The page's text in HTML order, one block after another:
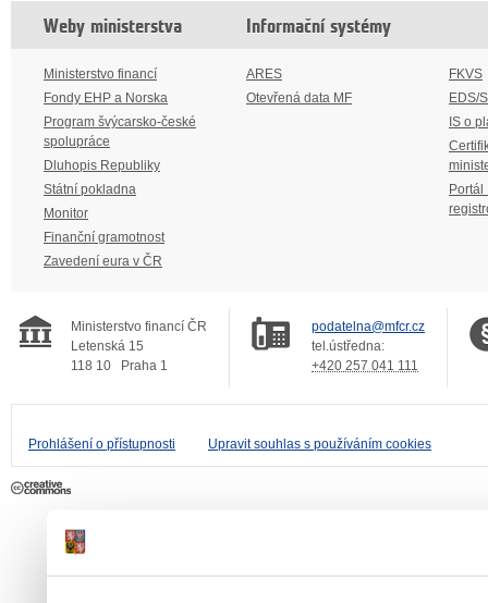
Weby ministerstva
Ministerstvo financí
Fondy EHP a Norska
Program švýcarsko-české
spolupráce
Dluhopis Republiky
Státní pokladna
Monitor
Finanční gramotnost
Zavedení eura v ČR
Informační systémy
ARES
Otevřená data MF
FKVS
EDS/
IS o
Portál
Ministerstvo financí ČR
Letenská 15
118 10
Praha 1
podatelna@mfcr.cz
tel.ústředna:
+420 257 041 111
Prohlášení o přístupnosti Upravit souhlas s používáním cookies